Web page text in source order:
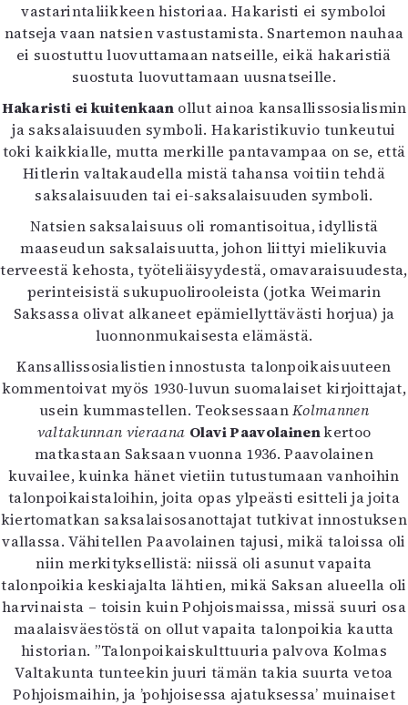
vastarintaliikkeen historiaa. Hakaristi ei symboloi
natseja vaan natsien vastustamista. Snartemon nauhaa
ei suostuttu luovuttamaan natseille, eikä hakaristiä
suostuta luovuttamaan uusnatseille.
Hakaristi ei kuitenkaanollut ainoa kansallissosialismin
ja saksalaisuuden symboli. Hakaristikuvio tunkeutui
toki kaikkialle, mutta merkille pantavampaa on se, että
Hitlerin valtakaudella mistä tahansa voitiin tehdä
saksalaisuuden tai ei-saksalaisuuden symboli.
Natsien saksalaisuus oli romantisoitua, idyllistä
maaseudun saksalaisuutta, johon liittyi mielikuvia
terveestä kehosta, työteliäisyydestä, omavaraisuudesta,
perinteisistä sukupuolirooleista (jotka Weimarin
Saksassa olivat alkaneet epämiellyttävästi horjua) ja
luonnonmukaisesta elämästä.
Kansallissosialistien innostusta talonpoikaisuuteen
kommentoivat myös 1930-luvun suomalaiset kirjoittajat,
usein kummastellen. TeoksessaanKolmannen
valtakunnan vieraana Olavi Paavolainenkertoo
matkastaan Saksaan vuonna 1936. Paavolainen
kuvailee, kuinka hänet vietiin tutustumaan vanhoihin
talonpoikaistaloihin, joita opas ylpeästi esitteli ja joita
kiertomatkan saksalaisosanottajat tutkivat innostuksen
vallassa. Vähitellen Paavolainen tajusi, mikä taloissa oli
niin merkityksellistä: niissä oli asunut vapaita
talonpoikia keskiajalta lähtien, mikä Saksan alueella oli
harvinaista – toisin kuin Pohjoismaissa, missä suuri osa
maalaisväestöstä on ollut vapaita talonpoikia kautta
historian. ”Talonpoikaiskulttuuria palvova Kolmas
Valtakunta tunteekin juuri tämän takia suurta vetoa
Pohjoismaihin, ja ’pohjoisessa ajatuksessa’ muinaiset